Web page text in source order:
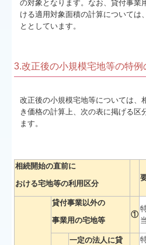
の対象となります。なお、貸付事業
ける適用対象面積の計算については
ととしています。
3.改正後の小規模宅地等の特
改正後の小規模宅地等については、
き価格の計算上、次の表に掲げる区
ます。
相続開始の直前に
おける宅地等の利用区分
貸付事業以外の
事業用の宅地等
①
一定の法人に貸